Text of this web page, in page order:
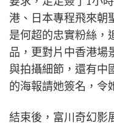
港、日本專程飛來朝
是何超的忠實粉絲，
品，更對片中香港場
與拍攝細節，還有中
的海報請她簽名，令
結束後，富川奇幻影